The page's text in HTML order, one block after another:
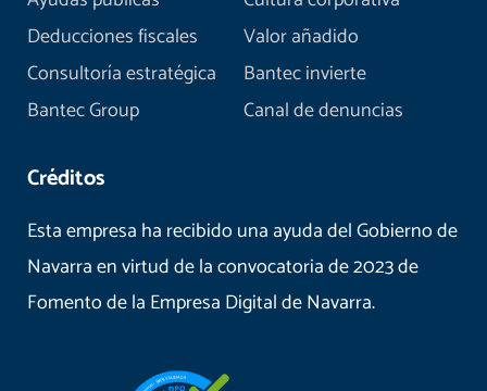
Deducciones fiscales
Consultoría estratégica
Bantec Group
Valor añadido
Bantec invierte
Canal de denuncias
Créditos
Esta empresa ha recibido una ayuda del Gobierno de
Navarra en virtud de la convocatoria de 2023 de
Fomento de la Empresa Digital de Navarra.